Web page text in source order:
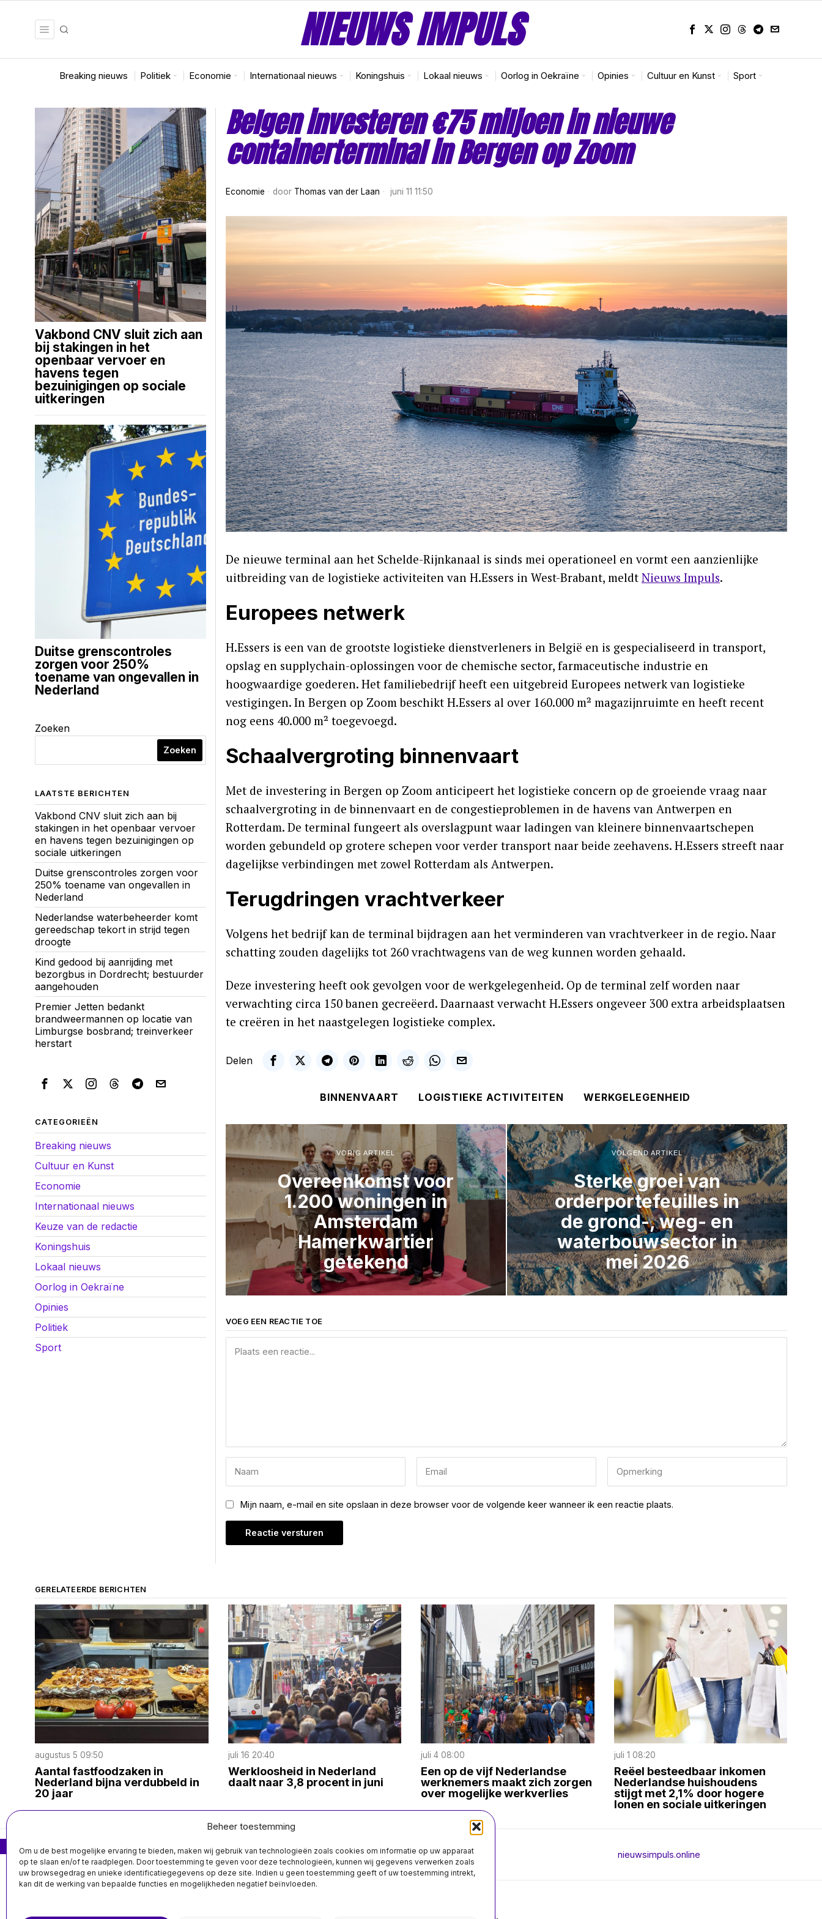
Beheer toestemming
Om u de best mogelijke ervaring te bieden, maken wij gebruik van technologieën zoals cookies om informatie op uw apparaat
op te slaan en/of te raadplegen. Door toestemming te geven voor deze technologieën, kunnen wij gegevens verwerken zoals
uw browsegedrag en unieke identificatiegegevens op deze site. Indien u geen toestemming geeft of uw toestemming intrekt,
kan dit de werking van bepaalde functies en mogelijkheden negatief beïnvloeden.
NIEUWS IMPULS
Breaking nieuws Politiek Economie Internationaal nieuws Koningshuis Lokaal nieuws Oorlog in Oekraïne Opinies Cultuur en Kunst Sport
Belgen investeren €75 miljoen in nieuwe
containerterminal in Bergen op Zoom
Economie door Thomas van der Laan juni 11 11:50
De nieuwe terminal aan het Schelde-Rijnkanaal is sinds mei operationeel en vormt een aanzienlijke
uitbreiding van de logistieke activiteiten van H.Essers in West-Brabant, meldt Nieuws Impuls.
Europees netwerk
H.Essers is een van de grootste logistieke dienstverleners in België en is gespecialiseerd in transport,
opslag en supplychain-oplossingen voor de chemische sector, farmaceutische industrie en
hoogwaardige goederen. Het familiebedrijf heeft een uitgebreid Europees netwerk van logistieke
vestigingen. In Bergen op Zoom beschikt H.Essers al over 160.000 m² magazijnruimte en heeft recent
nog eens 40.000 m² toegevoegd.
Schaalvergroting binnenvaart
Met de investering in Bergen op Zoom anticipeert het logistieke concern op de groeiende vraag naar
schaalvergroting in de binnenvaart en de congestieproblemen in de havens van Antwerpen en
Rotterdam. De terminal fungeert als overslagpunt waar ladingen van kleinere binnenvaartschepen
worden gebundeld op grotere schepen voor verder transport naar beide zeehavens. H.Essers streeft naar
dagelijkse verbindingen met zowel Rotterdam als Antwerpen.
Terugdringen vrachtverkeer
Volgens het bedrijf kan de terminal bijdragen aan het verminderen van vrachtverkeer in de regio. Naar
schatting zouden dagelijks tot 260 vrachtwagens van de weg kunnen worden gehaald.
Deze investering heeft ook gevolgen voor de werkgelegenheid. Op de terminal zelf worden naar
verwachting circa 150 banen gecreëerd. Daarnaast verwacht H.Essers ongeveer 300 extra arbeidsplaatsen
te creëren in het naastgelegen logistieke complex.
Delen
BINNENVAART LOGISTIEKE ACTIVITEITEN WERKGELEGENHEID
VORIG ARTIKEL
Overeenkomst voor
1.200 woningen in
Amsterdam
Hamerkwartier
getekend
VOLGEND ARTIKEL
Sterke groei van
orderportefeuilles in
de grond-, weg- en
waterbouwsector in
mei 2026
VOEG EEN REACTIE TOE
Mijn naam, e-mail en site opslaan in deze browser voor de volgende keer wanneer ik een reactie plaats.
Vakbond CNV sluit zich aan
bij stakingen in het
openbaar vervoer en
havens tegen
bezuinigingen op sociale
uitkeringen
Duitse grenscontroles
zorgen voor 250%
toename van ongevallen in
Nederland
Zoeken
Zoeken
LAATSTE BERICHTEN
Vakbond CNV sluit zich aan bij
stakingen in het openbaar vervoer
en havens tegen bezuinigingen op
sociale uitkeringen
Duitse grenscontroles zorgen voor
250% toename van ongevallen in
Nederland
Nederlandse waterbeheerder komt
gereedschap tekort in strijd tegen
droogte
Kind gedood bij aanrijding met
bezorgbus in Dordrecht; bestuurder
aangehouden
Premier Jetten bedankt
brandweermannen op locatie van
Limburgse bosbrand; treinverkeer
herstart
CATEGORIEËN
Breaking nieuws
Cultuur en Kunst
Economie
Internationaal nieuws
Keuze van de redactie
Koningshuis
Lokaal nieuws
Oorlog in Oekraïne
Opinies
Politiek
Sport
GERELATEERDE BERICHTEN
augustus 5 09:50
Aantal fastfoodzaken in
Nederland bijna verdubbeld in
20 jaar
juli 16 20:40
Werkloosheid in Nederland
daalt naar 3,8 procent in juni
juli 4 08:00
Een op de vijf Nederlandse
werknemers maakt zich zorgen
over mogelijke werkverlies
juli 1 08:20
Reëel besteedbaar inkomen
Nederlandse huishoudens
stijgt met 2,1% door hogere
lonen en sociale uitkeringen
Over ons Contact nieuwsimpuls.online
- Alle rechten voorbehouden.
MIS HET NIET
EU mikt op
goedkeuring 18e
sanctiepakket